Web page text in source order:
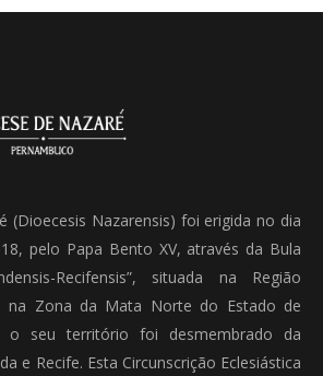
(Dioecesis Nazarensis) foi erigida no dia
pelo Papa Bento XV, através da Bula
Recifensis”, situada na Região
na Zona da Mata Norte do Estado de
o seu território foi desmembrado da
e Recife. Esta Circunscrição Eclesiástica